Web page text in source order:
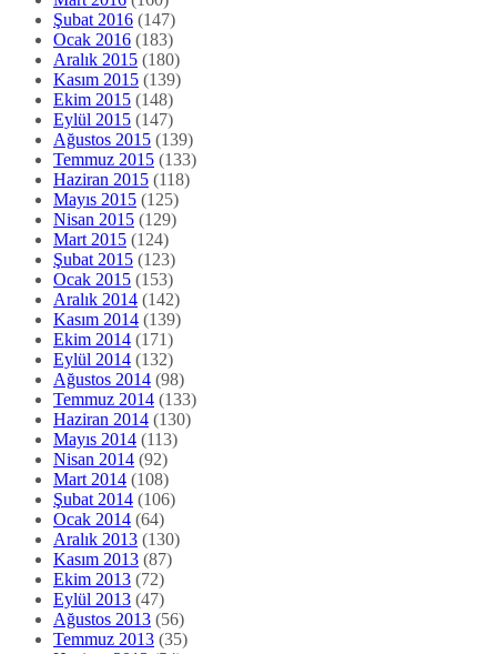
Şubat 2016 (147)
Ocak 2016 (183)
Aralık 2015 (180)
Kasım 2015 (139)
Ekim 2015 (148)
Eylül 2015 (147)
Ağustos 2015 (139)
Temmuz 2015 (133)
Haziran 2015 (118)
Mayıs 2015 (125)
Nisan 2015 (129)
Mart 2015 (124)
Şubat 2015 (123)
Ocak 2015 (153)
Aralık 2014 (142)
Kasım 2014 (139)
Ekim 2014 (171)
Eylül 2014 (132)
Ağustos 2014 (98)
Temmuz 2014 (133)
Haziran 2014 (130)
Mayıs 2014 (113)
Nisan 2014 (92)
Mart 2014 (108)
Şubat 2014 (106)
Ocak 2014 (64)
Aralık 2013 (130)
Kasım 2013 (87)
Ekim 2013 (72)
Eylül 2013 (47)
Ağustos 2013 (56)
Temmuz 2013 (35)